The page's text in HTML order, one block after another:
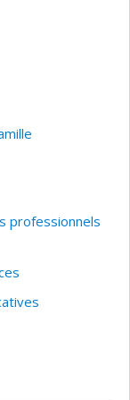
notamment
sur pied des
conséquences
un grand
populations
professionnels